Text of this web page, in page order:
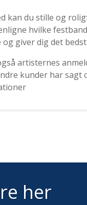
kan du stille og
hvilke
og giver dig det
artisternes
kunder har sagt
her